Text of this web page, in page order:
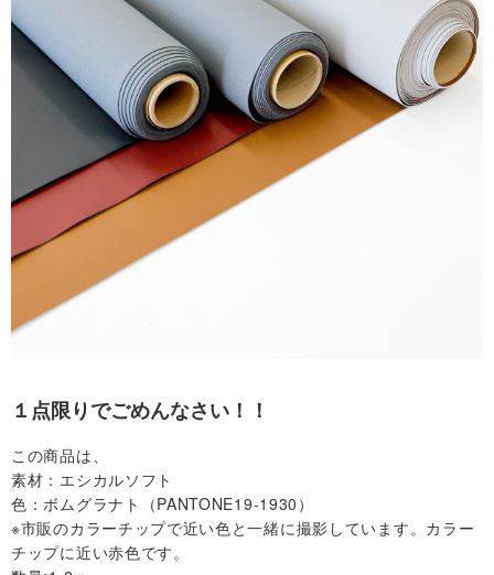
わ
ト
サ
１点限りでごめんなさい！！
この商品は、
素材：エシカルソフト
色：ボムグラナト（PANTONE19-1930）
※市販のカラーチップで近い色と一緒に撮影しています。カラー
チップに近い赤色です。